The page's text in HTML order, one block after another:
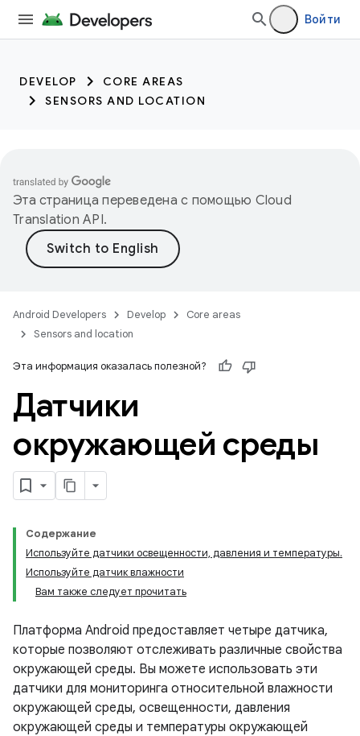
trait:citc trait:citc
Войти
DEVELOP
CORE AREAS
SENSORS AND LOCATION
Эта страница переведена с помощью Cloud
Translation API.
Android Developers Develop
Core areas
Sensors and location
Эта информация оказалась полезной?
Датчики
окружающей среды
Содержание
Используйте датчики освещенности, давления и температуры.
Используйте датчик влажности
Вам также следует прочитать
Платформа Android предоставляет четыре датчика,
которые позволяют отслеживать различные свойства
окружающей среды. Вы можете использовать эти
датчики для мониторинга относительной влажности
окружающей среды, освещенности, давления
окружающей среды и температуры окружающей